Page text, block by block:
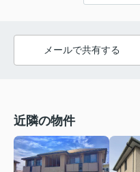
メールで共有する
近隣の物件